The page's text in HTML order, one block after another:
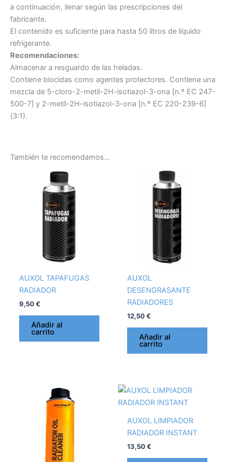
a continuación, llenar según las prescripciones del
fabricante.
El contenido es suficiente para hasta 50 litros de líquido
refrigerante.
Recomendaciones:
Almacenar a resguardo de las heladas.
Contiene biocidas como agentes protectores. Contiene una
mezcla de 5-cloro-2-metil-2H-isotiazol-3-ona [n.º EC 247-
500-7] y 2-metil-2H-isotiazol-3-ona [n.º EC 220-239-6]
(3:1).
También te recomendamos…
AUXOL TAPAFUGAS
RADIADOR
9,50€
Añadir al
carrito
AUXOL
DESENGRASANTE
RADIADORES
12,50€
Añadir al
carrito
AUXOL LIMPIADOR
RADIADOR INSTANT
13,50€